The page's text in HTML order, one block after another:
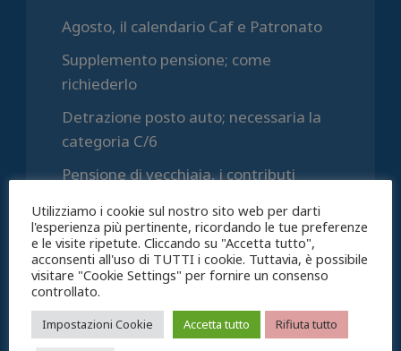
Agosto, il calendario Caf e Patronato
Supplemento pensione; come
richiederlo
Detrazione posto auto; necessaria la
categoria C/6
Pensione di vecchiaia, i contributi
Commenti recenti
Archivi
Agosto 2026
Utilizziamo i cookie sul nostro sito web per darti
l'esperienza più pertinente, ricordando le tue preferenze
e le visite ripetute. Cliccando su "Accetta tutto",
acconsenti all'uso di TUTTI i cookie. Tuttavia, è possibile
visitare "Cookie Settings" per fornire un consenso
controllato.
Impostazioni Cookie Accetta tutto Rifiuta tutto